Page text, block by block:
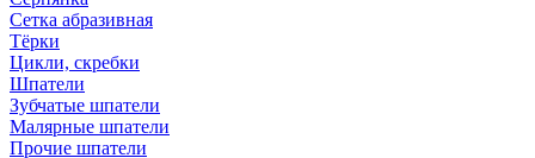
Сетка абразивная
Тёрки
Цикли, скребки
Шпатели
Зубчатые шпатели
Малярные шпатели
Прочие шпатели